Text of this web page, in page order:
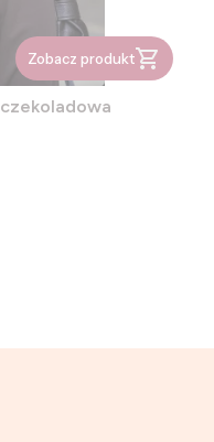
Zobacz produkt
Kurtka z ekoskóry Slay Mood czekoladowa